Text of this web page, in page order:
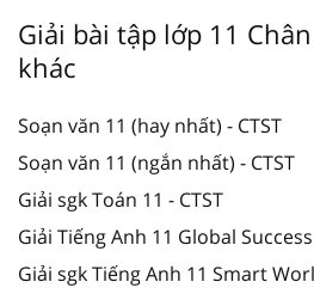
Giải bài tập lớp 11
khác
Soạn văn 11 (hay nhất) - CTST
Soạn văn 11 (ngắn nhất) - CTST
Giải sgk Toán 11 - CTST
Giải Tiếng Anh 11 Global Success
Giải sgk Tiếng Anh 11 Smart